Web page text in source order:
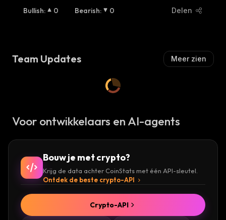
Bullish: 0 Bearish: 0 Delen
Team Updates Meer zien
Voor ontwikkelaars en AI-agents
Bouw je met crypto?
Krijg de data achter CoinStats met één API-sleutel.
Ontdek de beste crypto-API
Crypto-API